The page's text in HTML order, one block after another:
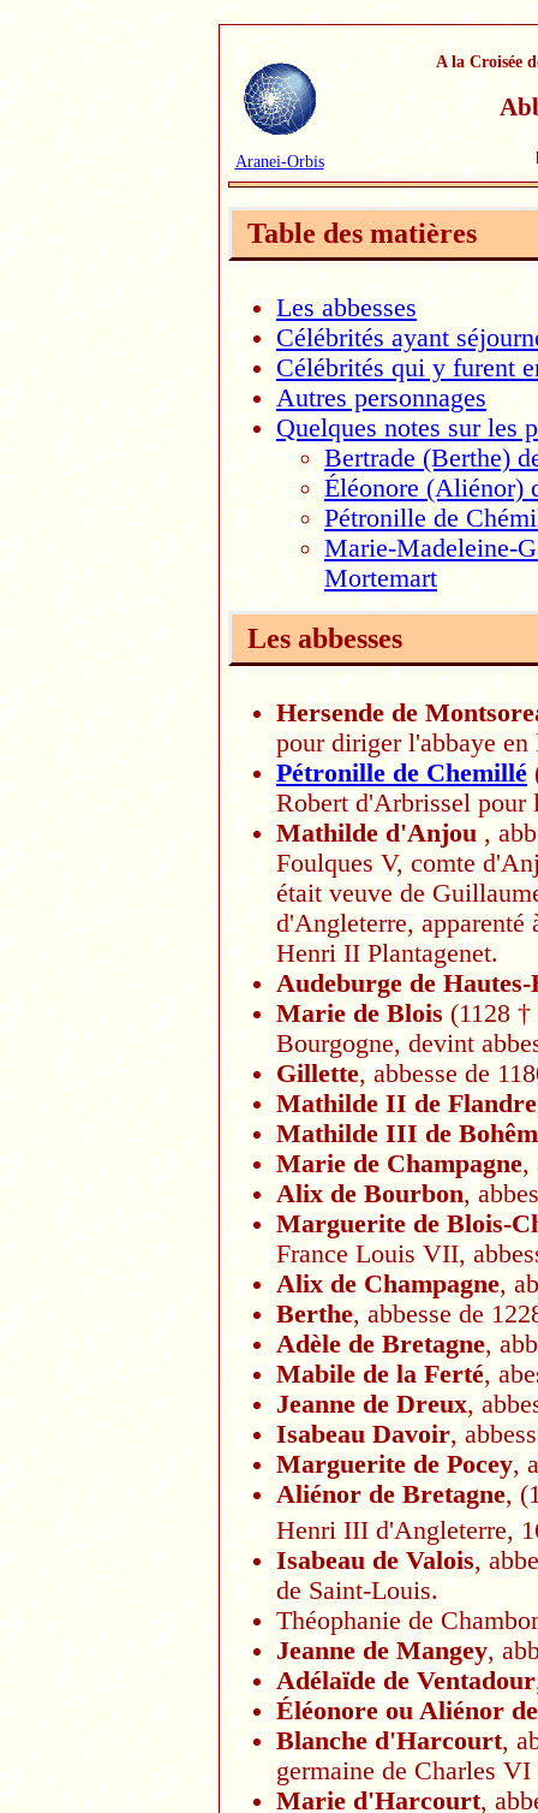
Aranei-Orbis
A la Croisée
Table des matières
Les abbesses
Célébrités ayant
Célébrités qui y furent
Autres personnages
Quelques notes sur les
Bertrade (Berthe)
Éléonore (Aliénor)
Pétronille de
Marie-Madeleine-
Mortemart
Les abbesses
Hersende de
pour diriger l'abbaye
Pétronille de Chemillé
Robert d'Arbrissel pour
Mathilde d'Anjou ,
Foulques V, comte
était veuve de
d'Angleterre, apparenté
Henri II Plantagenet.
Audeburge de
Marie de Blois (1128
Bourgogne, devint
Gillette, abbesse de
Mathilde II de Flandre
Mathilde III de
Marie de Champagne,
Alix de Bourbon,
Marguerite de Blois-
France Louis VII,
Alix de Champagne,
Berthe, abbesse de
Adèle de Bretagne,
Mabile de la Ferté,
Jeanne de Dreux,
Isabeau Davoir,
Marguerite de Pocey,
Aliénor de Bretagne,
Henri III d'Angleterre,
Isabeau de Valois,
de Saint-Louis.
Théophanie de
Jeanne de Mangey,
Adélaïde de Ventadour
Éléonore ou Aliénor
Blanche d'Harcourt,
germaine de Charles VI
Marie d'Harcourt,